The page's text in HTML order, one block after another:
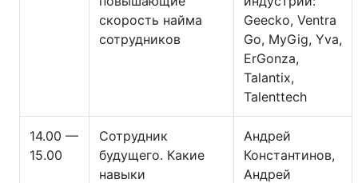
скорость найма
сотрудников
Geecko, Ventra
Go, MyGig, Yva,
ErGonza,
Talantix,
Talenttech
14.00 —
15.00
Сотрудник
будущего. Какие
навыки
Андрей
Константинов,
Андрей